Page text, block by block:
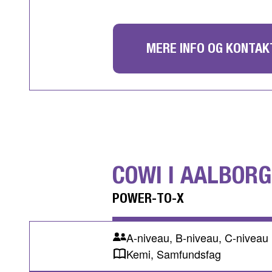
MERE INFO OG
COWI I AALBORG
POWER-TO-X
A-niveau, B-niveau, C-niveau
Kemi, Samfundsfag